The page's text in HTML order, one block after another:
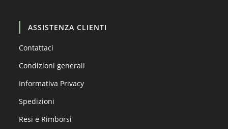
ASSISTENZA CLIENTI
Contattaci
Condizioni generali
Informativa Privacy
Spedizioni
Resi e Rimborsi